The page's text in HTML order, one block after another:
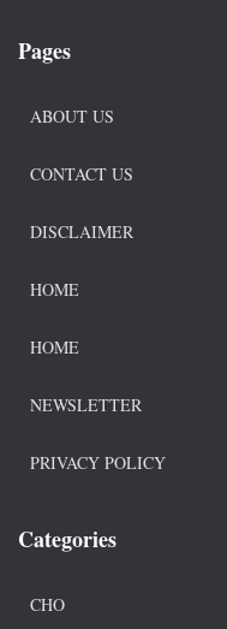
Pages
ABOUT US
CONTACT US
DISCLAIMER
HOME
HOME
NEWSLETTER
PRIVACY POLICY
Categories
CHO